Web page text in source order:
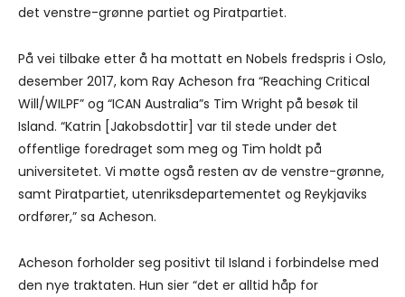
det venstre-grønne partiet og Piratpartiet.
På vei tilbake etter å ha mottatt en Nobels fredspris i Oslo,
desember 2017, kom Ray Acheson fra “Reaching Critical
Will/WILPF” og “ICAN Australia”s Tim Wright på besøk til
Island. “Katrin [Jakobsdottir] var til stede under det
offentlige foredraget som meg og Tim holdt på
universitetet. Vi møtte også resten av de venstre-grønne,
samt Piratpartiet, utenriksdepartementet og Reykjaviks
ordfører,” sa Acheson.
Acheson forholder seg positivt til Island i forbindelse med
den nye traktaten. Hun sier “det er alltid håp for